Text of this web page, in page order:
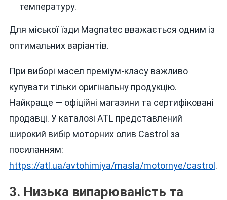
температуру.
Для міської їзди Magnatec вважається одним із
оптимальних варіантів.
При виборі масел преміум-класу важливо
купувати тільки оригінальну продукцію.
Найкраще — офіційні магазини та сертифіковані
продавці. У каталозі ATL представлений
широкий вибір моторних олив Castrol за
посиланням:
https://atl.ua/avtohimiya/masla/motornye/castrol .
3. Низька випарюваність та